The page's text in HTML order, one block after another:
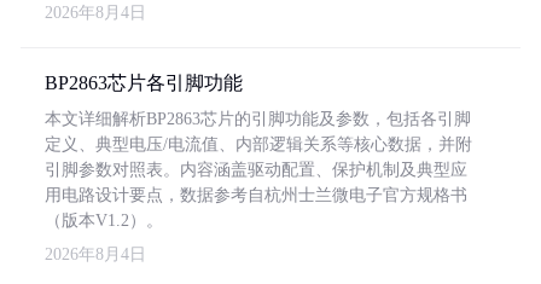
2026年8月4日
BP2863芯片各引脚功能
本文详细解析BP2863芯片的引脚功能及参数，包括各引脚
定义、典型电压/电流值、内部逻辑关系等核心数据，并附
引脚参数对照表。内容涵盖驱动配置、保护机制及典型应
用电路设计要点，数据参考自杭州士兰微电子官方规格书
（版本V1.2）。
2026年8月4日